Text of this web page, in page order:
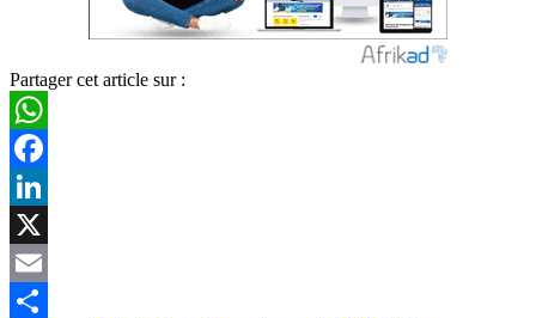
Partager cet article sur :
WhatsApp
Facebook
LinkedIn
X
Email